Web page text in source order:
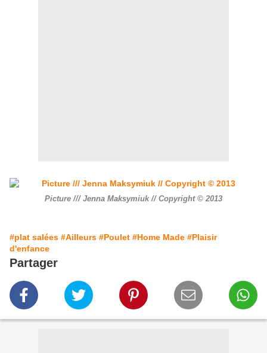
Picture /// Jenna Maksymiuk // Copyright © 2013
#plat salées #Ailleurs #Poulet #Home Made #Plaisir
d'enfance
Partager